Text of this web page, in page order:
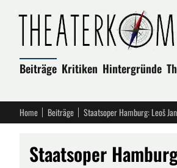
Beiträge Kritiken Hintergründe
Home Beiträge Staatsoper Hamburg: Leoš
Staatsoper